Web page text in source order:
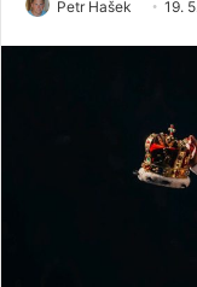
Petr Hašek 19.